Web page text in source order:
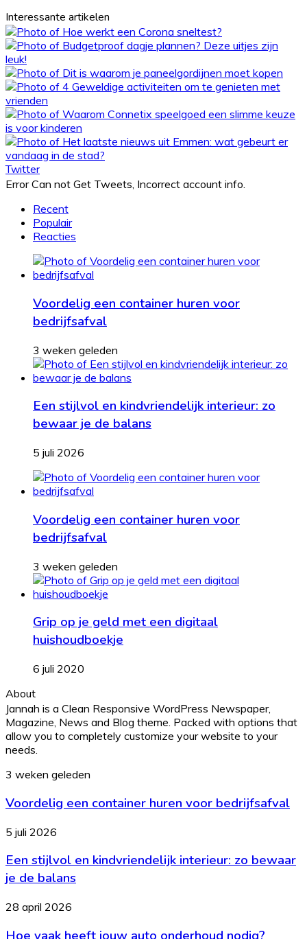
Interessante artikelen
Twitter
Error Can not Get Tweets, Incorrect account info.
Recent
Populair
Reacties
Voordelig een container huren voor
bedrijfsafval
3 weken geleden
Een stijlvol en kindvriendelijk interieur: zo
bewaar je de balans
5 juli 2026
Voordelig een container huren voor
bedrijfsafval
3 weken geleden
Grip op je geld met een digitaal
huishoudboekje
6 juli 2020
About
Jannah is a Clean Responsive WordPress Newspaper,
Magazine, News and Blog theme. Packed with options that
allow you to completely customize your website to your
needs.
Voordelig
container
voor
bedrijfsafval
3 weken geleden
Voordelig een container huren voor bedrijfsafval
Een
en
kindvriendelijk
interieur:
bewaar
5 juli 2026
Een stijlvol en kindvriendelijk interieur: zo bewaar
je de balans
Hoe
heeft
28 april 2026
Hoe vaak heeft jouw auto onderhoud nodig?